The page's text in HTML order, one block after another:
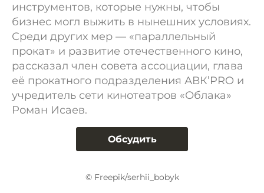
инструментов, которые нужны, чтобы
бизнес могл выжить в нынешних условиях.
Среди других мер — «параллельный
прокат» и развитие отечественного кино,
рассказал член совета ассоциации, глава
её прокатного подразделения АВК’PRO и
учредитель сети кинотеатров «Облака»
Роман Исаев.
Обсудить
© Freepik/serhii_bobyk